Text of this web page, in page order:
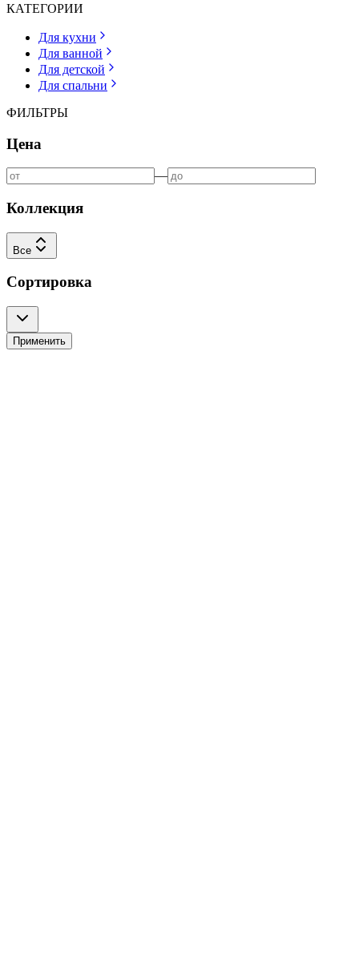
КАТЕГОРИИ
Для кухни
Для ванной
Для детской
Для спальни
ФИЛЬТРЫ
Цена
—
Коллекция
Все
Сортировка
Применить